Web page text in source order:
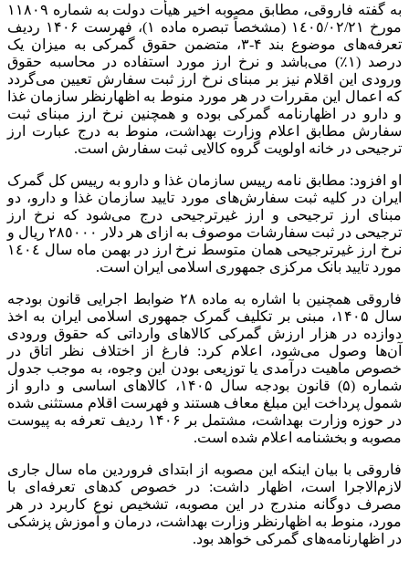
به گفته فاروقی، مطابق مصوبه اخیر هیأت دولت به شماره ١١٨٠٩
مورخ ١٤٠٥/٠٢/٢١ (مشخصاً تبصره ماده ۱)، فهرست ۱۴۰۶ ردیف
تعرفه‌های موضوع بند ۴-۳، متضمن حقوق گمرکی به میزان یک
درصد (۱٪) می‌باشد و نرخ ارز مورد استفاده در محاسبه حقوق
ورودی این اقلام نیز بر مبنای نرخ ارز ثبت سفارش تعیین می‌گردد
که اعمال این مقررات در هر مورد منوط به اظهارنظر سازمان غذا
و دارو در اظهارنامه گمرکی بوده و همچنین نرخ ارز مبنای ثبت
سفارش مطابق اعلام وزارت بهداشت، منوط به درج عبارت ارز
ترجیحی در خانه اولویت گروه کالایی ثبت سفارش است.
او افزود: مطابق نامه رییس سازمان غذا و دارو به رییس کل گمرک
ایران در کلیه ثبت سفارش‌های مورد تایید سازمان غذا و دارو، دو
مبنای ارز ترجیحی و ارز غیرترجیحی درج می‌شود که نرخ ارز
ترجیحی در ثبت سفارشات موصوف به ازای هر دلار ٢٨٥٠٠٠ ریال و
نرخ ارز غیرترجیحی همان متوسط نرخ ارز در بهمن ماه سال ١٤٠٤
مورد تایید بانک مرکزی جمهوری اسلامی ایران است.
فاروقی همچنین با اشاره به ماده ۲۸ ضوابط اجرایی قانون بودجه
سال ۱۴۰۵، مبنی بر تکلیف گمرک جمهوری اسلامی ایران به اخذ
دوازده در هزار ارزش گمرکی کالاهای وارداتی که حقوق ورودی
آن‌ها وصول می‌شود، اعلام ‌کرد: فارغ از اختلاف‌ نظر اتاق در
خصوص ماهیت درآمدی یا توزیعی بودن این وجوه، به موجب جدول
شماره (۵) قانون بودجه سال ۱۴۰۵، کالاهای اساسی و دارو از
شمول پرداخت این مبلغ معاف هستند و فهرست اقلام مستثنی شده
در حوزه وزارت بهداشت، مشتمل بر ۱۴۰۶ ردیف تعرفه به پیوست
مصوبه و بخشنامه اعلام شده است.
فاروقی با بیان اینکه این مصوبه از ابتدای فروردین‌ ماه سال جاری
لازم‌الاجرا است، اظهار داشت: در خصوص کدهای تعرفه‌ای با
مصرف دوگانه مندرج در این مصوبه، تشخیص نوع کاربرد در هر
مورد، منوط به اظهارنظر وزارت بهداشت، درمان و آموزش پزشکی
در اظهارنامه‌های گمرکی خواهد بود.